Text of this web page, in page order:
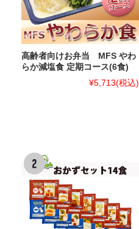
高齢者向けお弁当 MFS やわ
らか減塩食 定期コース(6食)
¥5,713(税込)